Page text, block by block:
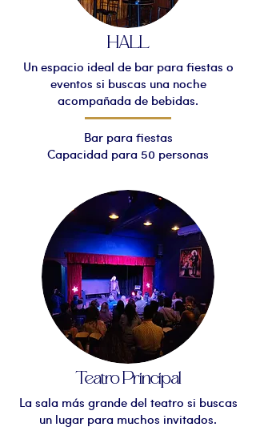
HALL
Un espacio ideal de bar para fiestas o
eventos si buscas una noche
acompañada de bebidas.
Bar para fiestas
Capacidad para 50 personas
Teatro Principal
La sala más grande del teatro si buscas
un lugar para muchos invitados.